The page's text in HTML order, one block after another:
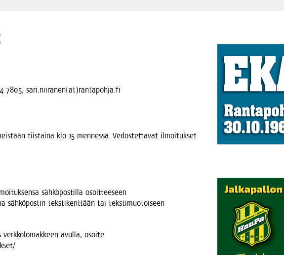
7805, sari.niiranen(at)rantapohja.fi
tiis­tai­na klo 15 men­nes­sä. Vedos­tet­ta­vat ilmoi­tuk­set
säh­kö­pos­til­la osoit­tee­seen
säh­kö­pos­tin teks­ti­kent­tään tai teks­ti­muo­toi­seen
avul­la, osoi­te